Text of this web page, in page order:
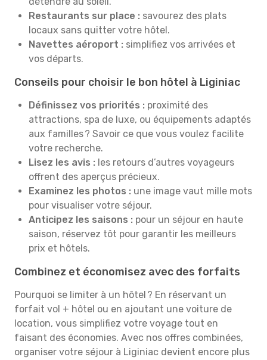
Restaurants sur place : savourez des plats
locaux sans quitter votre hôtel.
Navettes aéroport : simplifiez vos arrivées et
vos départs.
Conseils pour choisir le bon hôtel à Liginiac
Définissez vos priorités : proximité des
attractions, spa de luxe, ou équipements adaptés
aux familles ? Savoir ce que vous voulez facilite
votre recherche.
Lisez les avis : les retours d’autres voyageurs
offrent des aperçus précieux.
Examinez les photos : une image vaut mille mots
pour visualiser votre séjour.
Anticipez les saisons : pour un séjour en haute
saison, réservez tôt pour garantir les meilleurs
prix et hôtels.
Combinez et économisez avec des forfaits
Pourquoi se limiter à un hôtel ? En réservant un
forfait vol + hôtel ou en ajoutant une voiture de
location, vous simplifiez votre voyage tout en
faisant des économies. Avec nos offres combinées,
organiser votre séjour à Liginiac devient encore plus